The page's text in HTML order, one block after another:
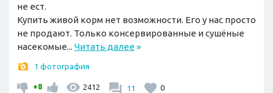
не ест.
Купить живой корм нет возможности. Его у нас просто
не продают. Только консервированные и сушёные
насекомые... Читать далее»
1 фотография
+8 2412 11 0